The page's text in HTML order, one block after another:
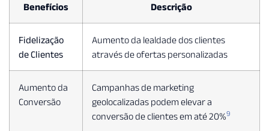
Benefícios Descrição
Fidelização
de Clientes
Aumento da lealdade dos clientes
através de ofertas personalizadas
Aumento da
Conversão
Campanhas de marketing
geolocalizadas podem elevar a
conversão de clientes em até 20%9